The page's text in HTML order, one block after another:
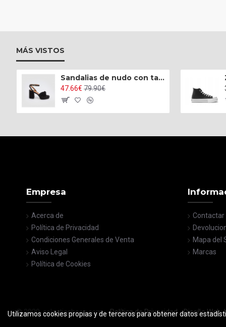
MÁS VISTOS
Sandalias de nudo con tacón alto ancho y plataforma
47.66€ 79.90€
Empresa
Acerca de
Política de Privacidad
Condiciones Generales de Venta
Aviso Legal
Política de Cookies
Contactar
Mapa del
Marcas
© 2020, celestiashoes.comPolítica de Privacidad Diseño Web:
Utilizamos cookies propias y de terceros para obtener datos